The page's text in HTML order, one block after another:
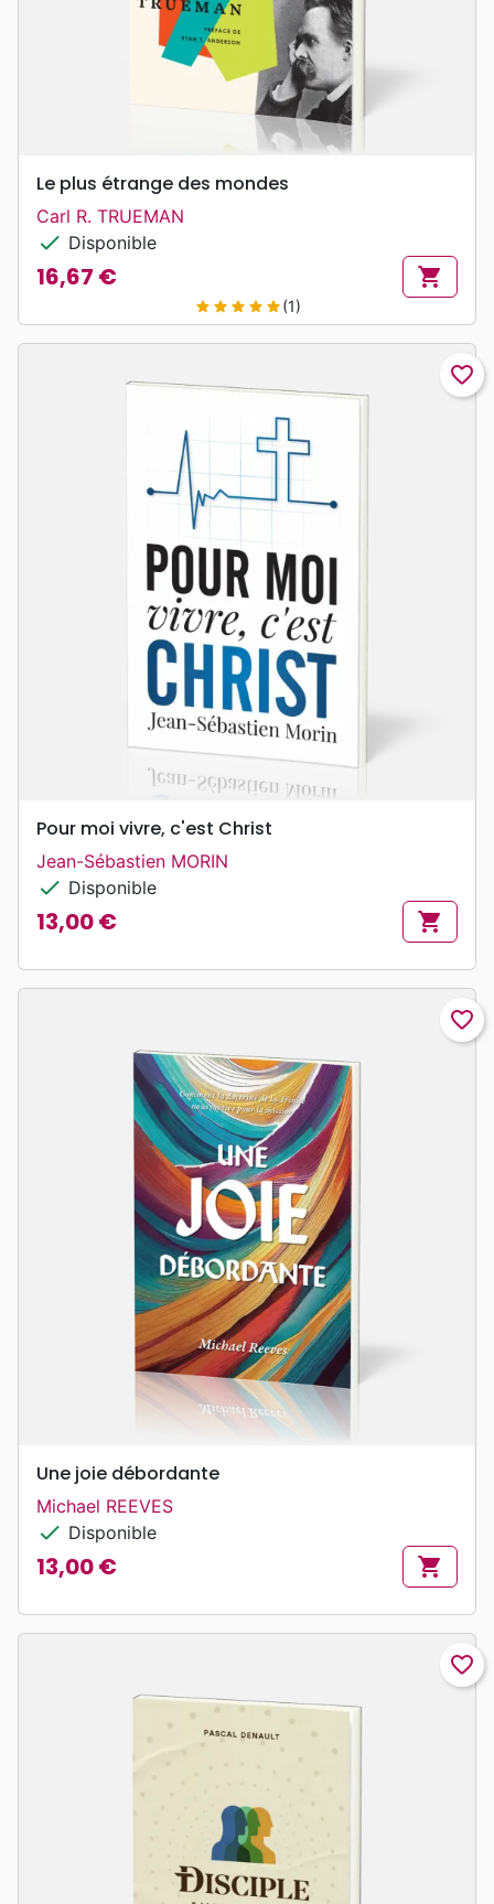
Le plus étrange des mondes
Carl R. TRUEMAN
check Disponible
Prix
16,67 € shopping_cart
star star star star star(1)
favorite_border
Pour moi vivre, c'est Christ
Jean-Sébastien MORIN
check Disponible
Prix
13,00 € shopping_cart
favorite_border
Une joie débordante
Michael REEVES
check Disponible
Prix
13,00 € shopping_cart
favorite_border